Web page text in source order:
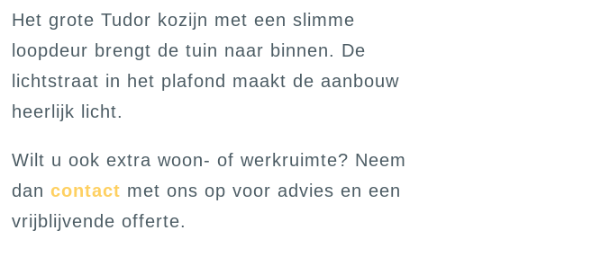
Het grote Tudor kozijn met een slimme
loopdeur brengt de tuin naar binnen. De
lichtstraat in het plafond maakt de aanbouw
heerlijk licht.
Wilt u ook extra woon- of werkruimte? Neem
dan contact met ons op voor advies en een
vrijblijvende offerte.